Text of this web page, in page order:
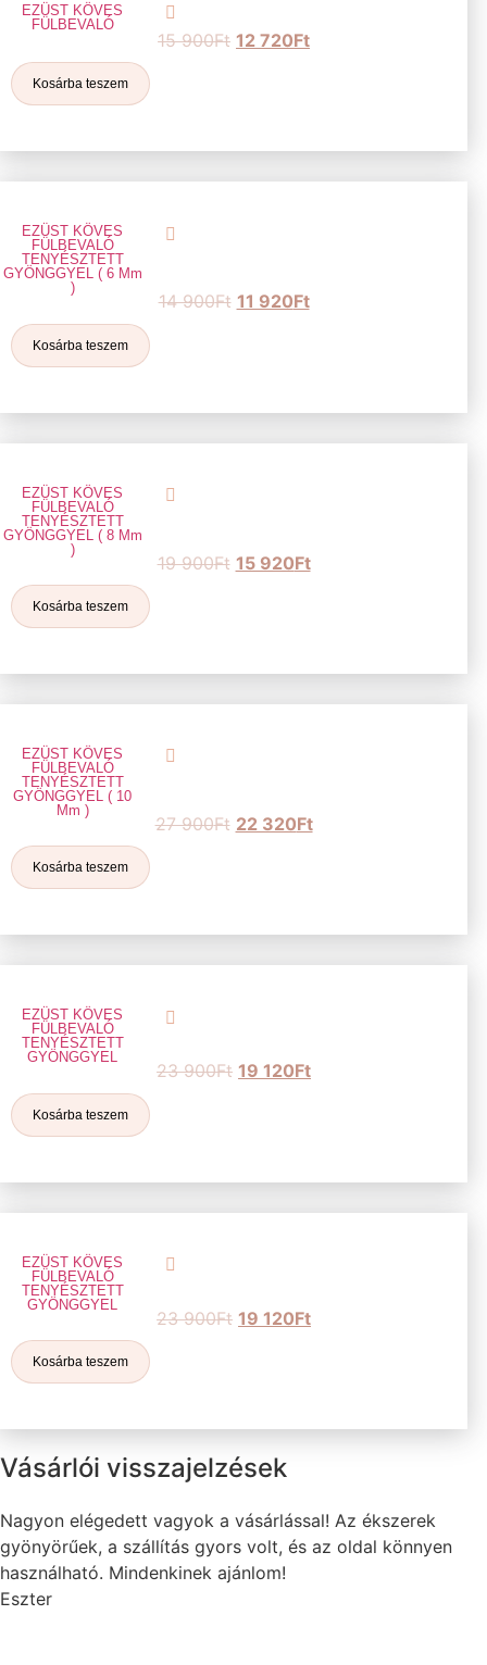
EZÜST KÖVES
FÜLBEVALÓ
15 900Ft 12 720Ft
Kosárba teszem
EZÜST KÖVES
FÜLBEVALÓ
TENYÉSZTETT
GYÖNGGYEL ( 6 Mm
)
14 900Ft 11 920Ft
Kosárba teszem
EZÜST KÖVES
FÜLBEVALÓ
TENYÉSZTETT
GYÖNGGYEL ( 8 Mm
)
19 900Ft 15 920Ft
Kosárba teszem
EZÜST KÖVES
FÜLBEVALÓ
TENYÉSZTETT
GYÖNGGYEL ( 10
Mm )
27 900Ft 22 320Ft
Kosárba teszem
EZÜST KÖVES
FÜLBEVALÓ
TENYÉSZTETT
GYÖNGGYEL
23 900Ft 19 120Ft
Kosárba teszem
EZÜST KÖVES
FÜLBEVALÓ
TENYÉSZTETT
GYÖNGGYEL
23 900Ft 19 120Ft
Kosárba teszem
Vásárlói visszajelzések
Nagyon elégedett vagyok a vásárlással! Az ékszerek
gyönyörűek, a szállítás gyors volt, és az oldal könnyen
használható. Mindenkinek ajánlom!
Eszter